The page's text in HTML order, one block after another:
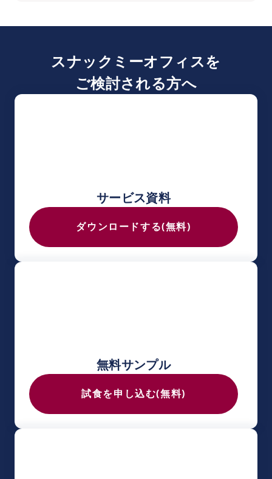
スナックミーオフィスを
ご検討される方へ
サービス資料
ダウンロードする(無料)
無料サンプル
試食を申し込む(無料)